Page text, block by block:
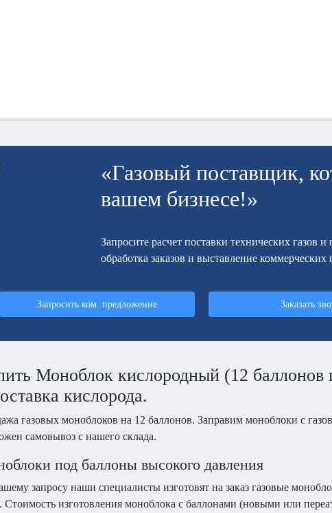
«Газовый поставщик,
вашем бизнесе!»
Запросите расчет поставки технических газов
обработка заказов и выставление
Запросить ком. предложение Заказать
Моноблок кислородный (12 баллонов
кислорода.
газовых моноблоков на 12 баллонов. Заправим моноблоки с
самовывоз с нашего склада.
под баллоны высокого давления
запросу наши специалисты изготовят на заказ газовые
изготовления моноблока с баллонами (новыми или